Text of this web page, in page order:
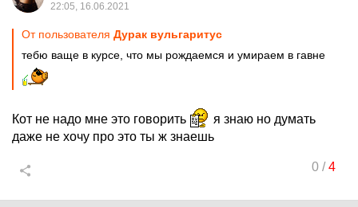
22:05, 16.06.2021
От пользователя Дурак вульгаритус
тебю ваще в курсе, что мы рождаемся и умираем в гавне
Кот не надо мне это говорить
я знаю но думать
даже не хочу про это ты ж знаешь
0/4